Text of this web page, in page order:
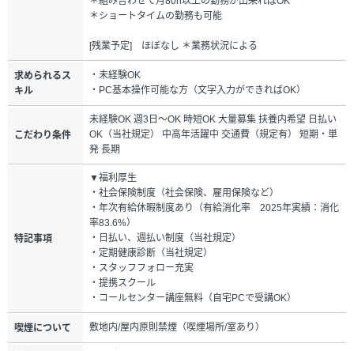
＊ショートタイムの勤務も可能
[残業予定] ほぼなし ＊業務状況による
求められるス
キル
・未経験OK
・PC基本操作可能な方（文字入力ができればOK）
こだわり条件
未経験OK 週3日～OK 時短OK 大量募集 扶養内希望 日払い
OK（当社規定） 中高年活躍中 交通費（規定有） 短期・単
発 長期
特記事項
▼福利厚生
・社会保険制度（社会保険、雇用保険など）
・年次有給休暇制度あり（有給消化率 2025年実績：消化
率83.6%）
・日払い、週払い制度（当社規定）
・定期健康診断（当社規定）
・スタッフフォロー充実
・提携スクール
・コールセンター講座無料（自宅PCで受講OK）
喫煙について 敷地内/屋内原則禁煙（喫煙場所/室あり）